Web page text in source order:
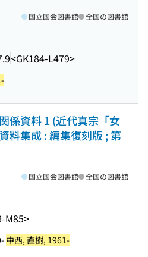
<GK184-L479>
国立国会図書館 全国の図書館
係資料 1 (近代真宗「女
料集成 : 編集復刻版 ; 第
M85>
国立国会図書館 全国の図書館
中西, 直樹, 1961-